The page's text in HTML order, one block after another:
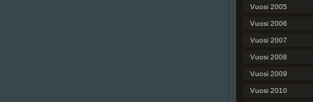
Vuosi 2005
Vuosi 2006
Vuosi 2007
Vuosi 2008
Vuosi 2009
Vuosi 2010